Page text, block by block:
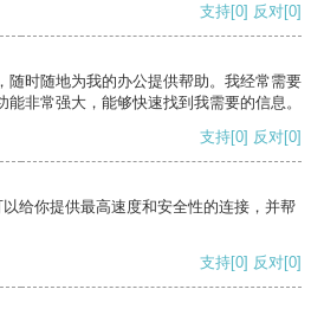
支持[0] 反对[0]
随时随地为我的办公提供帮助。我经常需要
非常强大，能够快速找到我需要的信息。
支持[0] 反对[0]
给你提供最高速度和安全性的连接，并帮
支持[0] 反对[0]